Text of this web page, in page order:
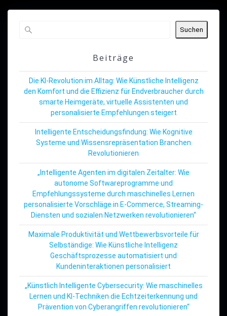
Suchen
Beiträge
Die KI-Revolution im Alltag: Wie Künstliche Intelligenz
den Komfort und die Effizienz für Endverbraucher durch
smarte Heimgeräte, virtuelle Assistenten und
personalisierte Empfehlungen steigert
Intelligente Entscheidungsfindung: Wie Kognitive
Systeme und Wissensrepräsentation Branchen
Revolutionieren
„Intelligente Agenten im digitalen Zeitalter: Wie
autonome Softwareprogramme und
Empfehlungssysteme durch maschinelles Lernen
personalisierte Vorschläge in E-Commerce, Streaming-
Diensten und sozialen Netzwerken revolutionieren“
Maximale Produktivität und Wettbewerbsvorteile für
Selbständige: Wie Künstliche Intelligenz
Geschäftsprozesse automatisiert und
Kundeninteraktionen personalisiert
„Künstlich Intelligente Cybersecurity: Wie maschinelles
Lernen und KI-Techniken die Echtzeiterkennung und
Prävention von Cyberangriffen revolutionieren“